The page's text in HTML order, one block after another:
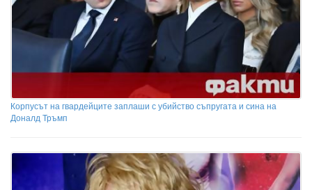
Корпусът на гвардейците заплаши с убийство съпругата и сина на
Доналд Тръмп